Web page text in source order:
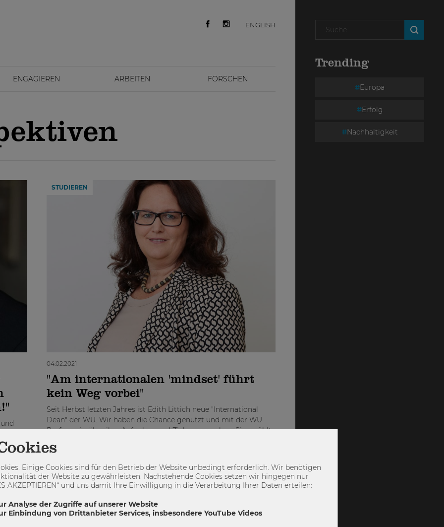
ENGLISH
ENGAGIEREN ARBEITEN FORSCHEN
Trending
Europa
Erfolg
Nachhaltigkeit
STUDIEREN
04.02.2021
"Am internationalen 'mindset' führt
kein Weg vorbei"
Seit Herbst letzten Jahres ist Edith Littich neue "International
Dean" der WU. Wir haben die Chance genutzt und mit der WU
Professorin über ihre Aufgaben und Ziele gesprochen. Sie erzählt
3 0
ENGAGIEREN
Einige Cookies sind für den Betrieb der Website unbedingt erforderlich. Wir benötigen
der Website zu gewährleisten. Nachstehende Cookies setzen wir hingegen nur
AKZEPTIEREN“ und uns damit Ihre Einwilligung in die Verarbeitung Ihrer Daten erteilen:
Analyse der Zugriffe auf unserer Website
Einbindung von Drittanbieter Services, insbesondere YouTube Videos